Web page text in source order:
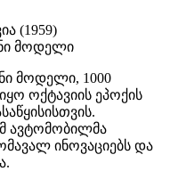
(1959)
მოდელი
მოდელი, 1000
ოქტავიის ეპოქის
ავტომობილმა
ინოვაციებს და